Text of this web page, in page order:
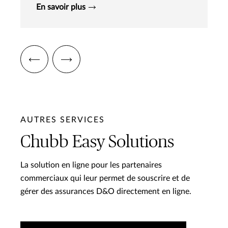
En savoir plus
AUTRES SERVICES
Chubb Easy Solutions
La solution en ligne pour les partenaires
commerciaux qui leur permet de souscrire et de
gérer des assurances D&O directement en ligne.